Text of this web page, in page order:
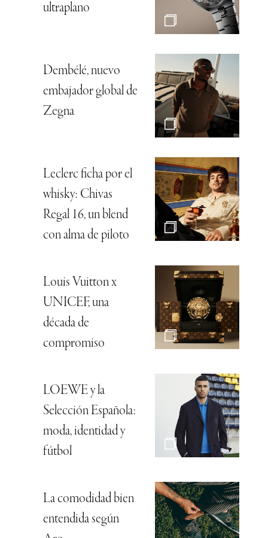
ultraplano
Dembélé, nuevo
embajador global de
Zegna
Leclerc ficha por el
whisky: Chivas
Regal 16, un blend
con alma de piloto
Louis Vuitton x
UNICEF, una
década de
compromiso
LOEWE y la
Selección Española:
moda, identidad y
fútbol
La comodidad bien
entendida según